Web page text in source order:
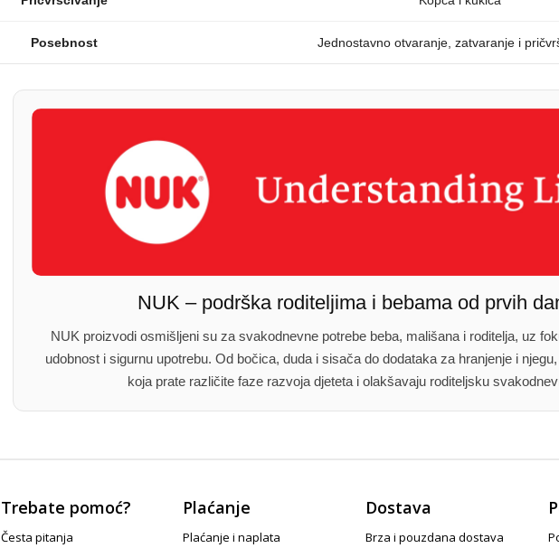
Posebnost Jednostavno otvaranje, zatvaranje i
NUK – podrška roditeljima i bebama od prvih
NUK proizvodi osmišljeni su za svakodnevne potrebe beba, mališana i roditelja, uz
udobnost i sigurnu upotrebu. Od bočica, duda i sisača do dodataka za hranjenje i
koja prate različite faze razvoja djeteta i olakšavaju roditeljsku
Trebate pomoć?
Česta pitanja
Plaćanje
Plaćanje i naplata
Dostava
Brza i pouzdana dostava